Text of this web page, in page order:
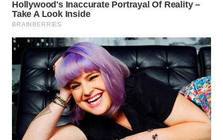
WN
DANAU
TOBA
NIAS
WN
LANGKAT